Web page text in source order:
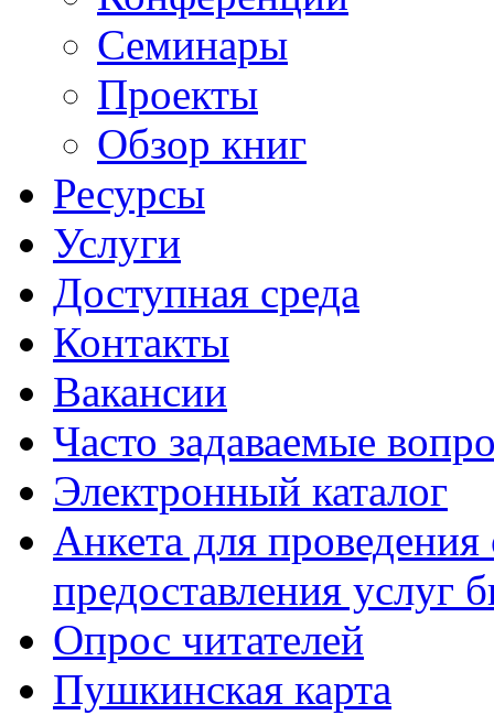
Семинары
Проекты
Обзор книг
Ресурсы
Услуги
Доступная среда
Контакты
Вакансии
Часто задаваемые
Электронный каталог
Анкета для проведения
предоставления услуг
Опрос читателей
Пушкинская карта